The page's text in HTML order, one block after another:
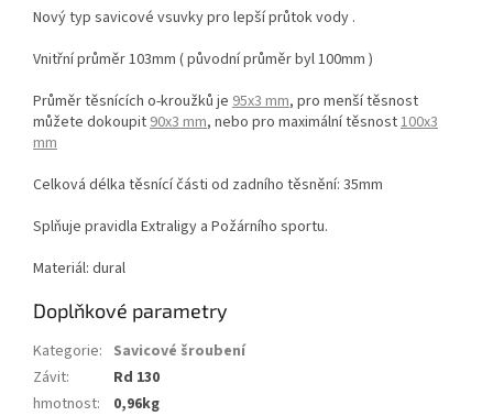
Nový typ savicové vsuvky pro lepší průtok vody .
Vnitřní průměr 103mm ( původní průměr byl 100mm )
Průměr těsnících o-kroužků je 95x3 mm, pro menší těsnost
můžete dokoupit 90x3 mm, nebo pro maximální těsnost100x3
mm
Celková délka těsnící části od zadního těsnění: 35mm
Splňuje pravidla Extraligy a Požárního sportu.
Materiál: dural
Doplňkové parametry
Kategorie: Savicové šroubení
Závit:
Rd 130
hmotnost: 0,96kg